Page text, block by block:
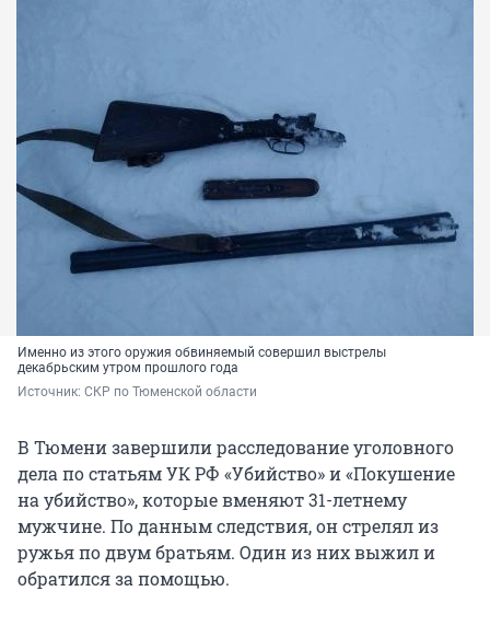
Именно из этого оружия обвиняемый совершил выстрелы
декабрьским утром прошлого года
Источник: СКР по Тюменской области
В Тюмени завершили расследование уголовного
дела по статьям УК РФ «Убийство» и «Покушение
на убийство», которые вменяют 31-летнему
мужчине. По данным следствия, он стрелял из
ружья по двум братьям. Один из них выжил и
обратился за помощью.